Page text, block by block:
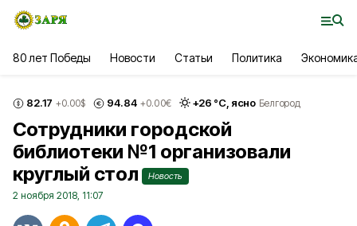
80 лет Победы Новости Статьи Политика
82.17 +0.00$ 94.84 +0.00€ +26 °С, ясно Белгород
Сотрудники городской
библиотеки №1 организовали
круглый стол
Новость
2 ноября 2018, 11:07